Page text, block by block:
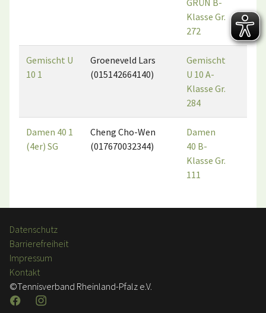
GRÜN B-
Klasse Gr.
272
Gemischt U
10 1
Groeneveld Lars
(015142664140)
Gemischt
U 10 A-
Klasse Gr.
284
Damen 40 1
(4er) SG
Cheng Cho-Wen
(017670032344)
Damen
40 B-
Klasse Gr.
111
Datenschutz
Barrierefreiheit
Impressum
Kontakt
©Tennisverband Rheinland-Pfalz e.V.